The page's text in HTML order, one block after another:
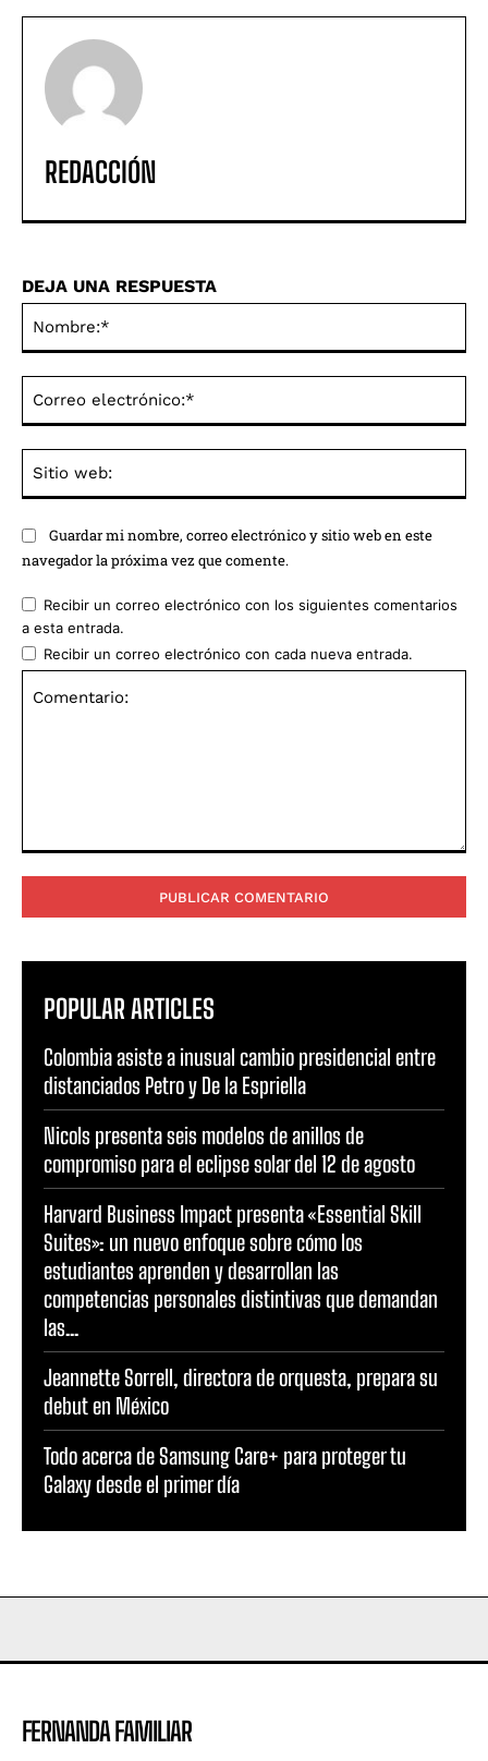
REDACCIÓN
DEJA UNA RESPUESTA
Guardar mi nombre, correo electrónico y sitio web en este
navegador la próxima vez que comente.
Recibir un correo electrónico con los siguientes comentarios
a esta entrada.
Recibir un correo electrónico con cada nueva entrada.
POPULAR ARTICLES
Colombia asiste a inusual cambio presidencial entre
distanciados Petro y De la Espriella
Nicols presenta seis modelos de anillos de
compromiso para el eclipse solar del 12 de agosto
Harvard Business Impact presenta «Essential Skill
Suites»: un nuevo enfoque sobre cómo los
estudiantes aprenden y desarrollan las
competencias personales distintivas que demandan
las...
Jeannette Sorrell, directora de orquesta, prepara su
debut en México
Todo acerca de Samsung Care+ para proteger tu
Galaxy desde el primer día
FERNANDA FAMILIAR